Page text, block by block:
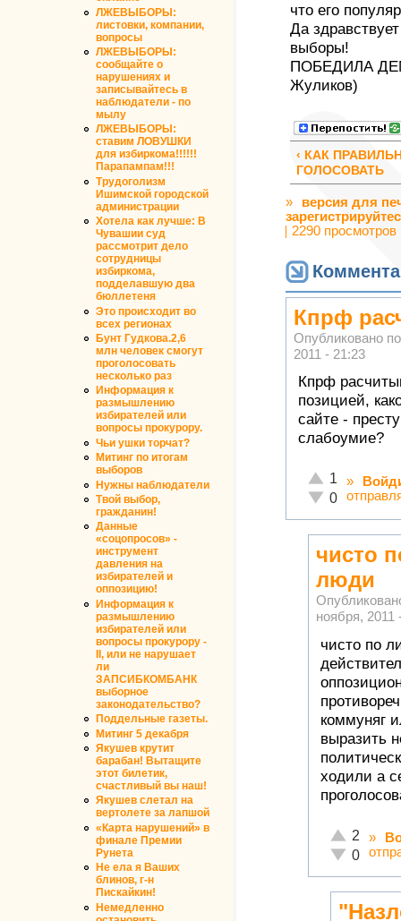
ЛЖЕВЫБОРЫ:
листовки, компании,
вопросы
ЛЖЕВЫБОРЫ:
сообщайте о
нарушениях и
записывайтесь в
наблюдатели - по
мылу
ЛЖЕВЫБОРЫ:
ставим ЛОВУШКИ
для избиркома!!!!!!
Парапампам!!!
Трудоголизм
Ишимской городской
администрации
Хотела как лучше: В
Чувашии суд
рассмотрит дело
сотрудницы
избиркома,
подделавшую два
бюллетеня
Это происходит во
всех регионах
Бунт Гудкова.2,6
млн человек смогут
проголосовать
несколько раз
Информация к
размышлению
избирателей или
вопросы прокурору.
Чьи ушки торчат?
Митинг по итогам
выборов
Нужны наблюдатели
Твой выбор,
гражданин!
Данные
«соцопросов» -
инструмент
давления на
избирателей и
оппозицию!
Информация к
размышлению
избирателей или
вопросы прокурору -
II, или не нарушает
ли
ЗАПСИБКОМБАНК
выборное
законодательство?
Поддельные газеты.
Митинг 5 декабря
Якушев крутит
барабан! Вытащите
этот билетик,
счастливый вы наш!
Якушев слетал на
вертолете за лапшой
«Карта нарушений» в
финале Премии
Рунета
Не ела я Ваших
блинов, г-н
Пискайкин!
Немедленно
что его
Да
выборы!
ПОБЕДИЛА
Жуликов)
‹ КАК
ГОЛОСОВАТЬ
»
версия для
2290 просмотров
Кпрф
Опубликовано
2011 - 21:23
Кпрф
позицией,
сайте -
слабоумие?
Отлично!
1
Неадекватно!
0
»
чисто
люди
ноября, 2011
чисто по
коммуняг
выразить
ходили а
Отлично!
2
0
»